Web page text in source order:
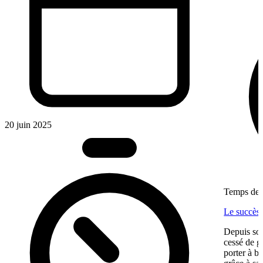
20 juin 2025
Temps de
Le succès
Depuis
cessé de
porter à